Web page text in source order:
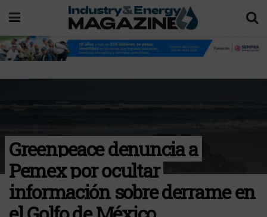
Greenpeace denuncia a
Pemex por ocultar
información sobre derrame en